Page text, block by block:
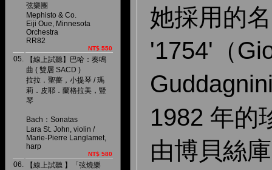
弦樂團
Mephisto & Co.
Eiji Oue, Minnesota
Orchestra
RR82
NT$ 550
05.
【線上試聽】巴哈：奏鳴
曲 ( 雙層 SACD )
拉拉．聖薔，小提琴 / 瑪
莉．皮耶．蘭格拉美，豎
琴
Bach：Sonatas
Lara St. John, violin /
Marie-Pierre Langlamet,
harp
NT$ 580
06.
【線上試聽 】「弦燒樂
她採用的
'1754'（
1982 年的
由博貝絲